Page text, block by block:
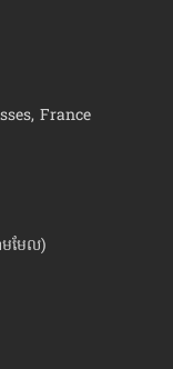
France
មមែល)